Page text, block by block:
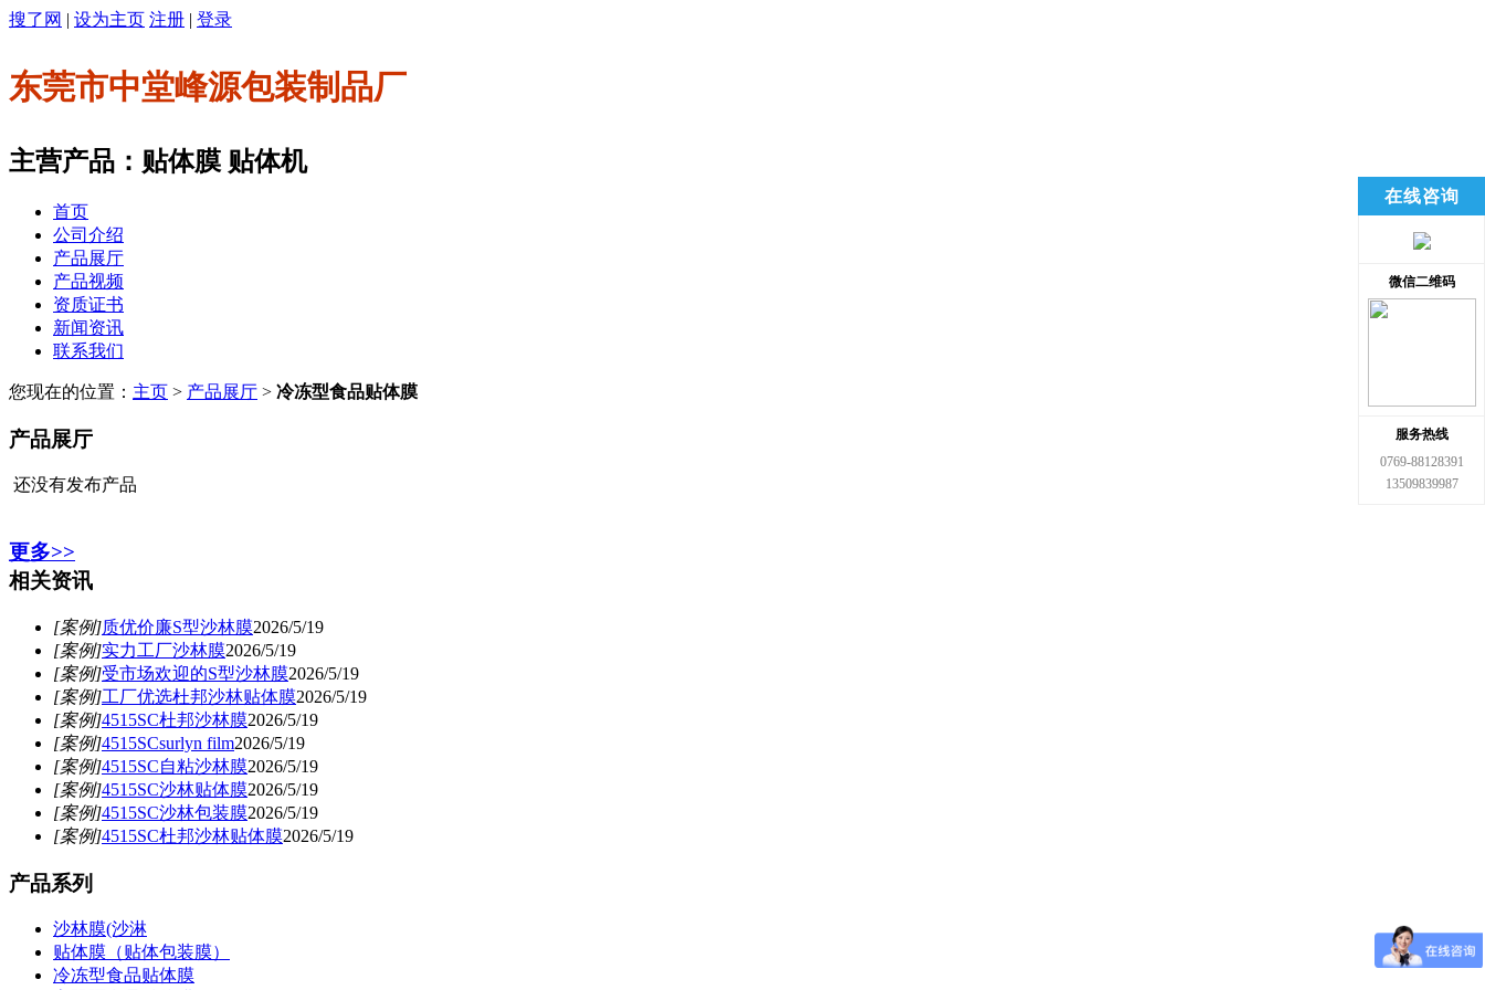
搜了网 | 设为主页 注册 | 登录
东莞市中堂峰源包装制品厂
主营产品：贴体膜 贴体机
首页
公司介绍
产品展厅
产品视频
资质证书
新闻资讯
联系我们
您现在的位置： 主页 > 产品展厅 > 冷冻型食品贴体膜
产品展厅
还没有发布产品
更多>>
相关资讯
[案例]质优价廉S型沙林膜2026/5/19
[案例]实力工厂沙林膜2026/5/19
[案例]受市场欢迎的S型沙林膜2026/5/19
[案例]工厂优选杜邦沙林贴体膜2026/5/19
[案例]4515SC杜邦沙林膜2026/5/19
[案例]4515SCsurlyn film2026/5/19
[案例]4515SC自粘沙林膜2026/5/19
[案例]4515SC沙林贴体膜2026/5/19
[案例]4515SC沙林包装膜2026/5/19
[案例]4515SC杜邦沙林贴体膜2026/5/19
产品系列
沙林膜(沙淋
贴体膜（贴体包装膜）
冷冻型食品贴体膜
在线咨询
微信二维码
服务热线
0769-88128391
13509839987